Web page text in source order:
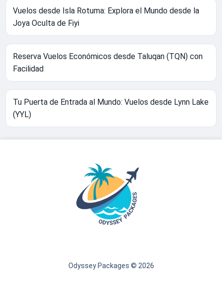
Vuelos desde Isla Rotuma: Explora el Mundo desde la
Joya Oculta de Fiyi
Reserva Vuelos Económicos desde Taluqan (TQN) con
Facilidad
Tu Puerta de Entrada al Mundo: Vuelos desde Lynn Lake
(YYL)
Odyssey Packages © 2026